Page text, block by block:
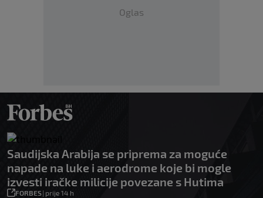
Oglas
Saudijska Arabija se priprema za moguće
napade na luke i aerodrome koje bi mogle
izvesti iračke milicije povezane s Hutima
FORBES| prije 14 h